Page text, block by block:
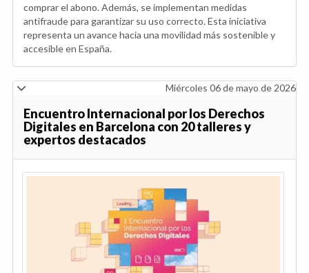
comprar el abono. Además, se implementan medidas
antifraude para garantizar su uso correcto. Esta iniciativa
representa un avance hacia una movilidad más sostenible y
accesible en España.
Miércoles 06 de mayo de 2026
Encuentro Internacional por los Derechos
Digitales en Barcelona con 20 talleres y
expertos destacados